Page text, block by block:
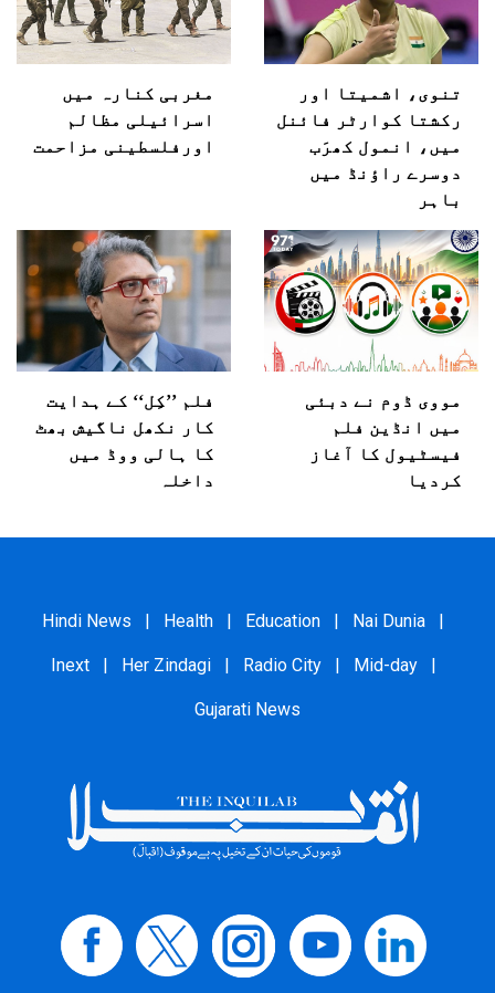
تنوی، اشمیتا اور
رکشتا کوارٹر فائنل
میں، انمول کھرَب
دوسرے راؤنڈ میں
باہر
مغربی کنارہ میں
اسرائیلی مظالم
اورفلسطینی مزاحمت
مووی ڈوم نے دبئی
میں انڈین فلم
فیسٹیول کا آغاز
کردیا
فلم ’’کِل‘‘ کے ہدایت
کار نکھل ناگیش بھٹ
کا ہالی ووڈ میں
داخلہ
Hindi News | Health | Education | Nai Dunia |
Inext | Her Zindagi | Radio City | Mid-day |
Gujarati News